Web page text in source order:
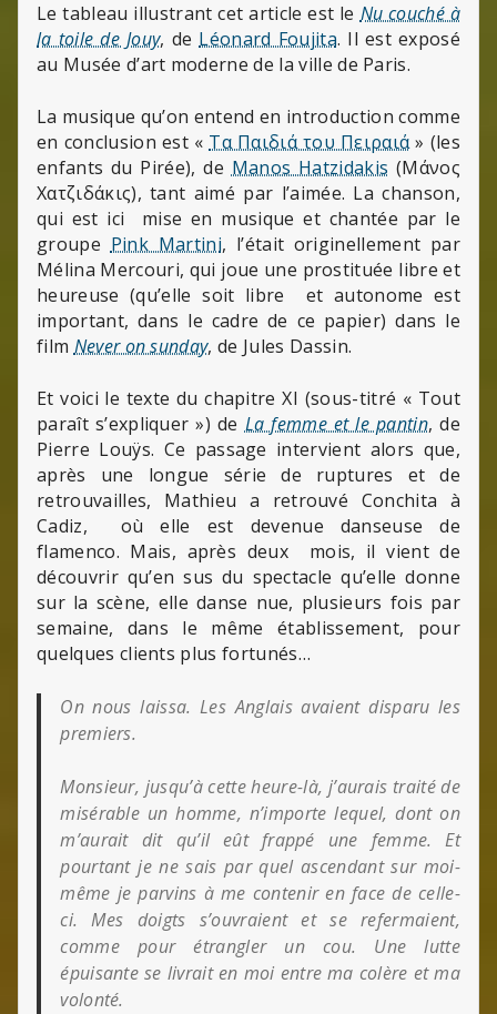
Le tableau illustrant cet article est leNu couché à
la toile de Jouy, deLéonard Foujita. Il est exposé
au Musée d’art moderne de la ville de Paris.
La musique qu’on entend en introduction comme
en conclusion est « Τα Παιδιά του Πειραιά» (les
enfants du Pirée), de Manos Hatzidakis (Μάνος
Χατζιδάκις), tant aimé par l’aimée. La chanson,
qui est ici mise en musique et chantée par le
groupe Pink Martini, l’était originellement par
Mélina Mercouri, qui joue une prostituée libre et
heureuse (qu’elle soit libre et autonome est
important, dans le cadre de ce papier) dans le
film Never on sunday, de Jules Dassin.
Et voici le texte du chapitre XI (sous-titré « Tout
paraît s’expliquer ») de La femme et le pantin, de
Pierre Louÿs. Ce passage intervient alors que,
après une longue série de ruptures et de
retrouvailles, Mathieu a retrouvé Conchita à
Cadiz, où elle est devenue danseuse de
flamenco. Mais, après deux mois, il vient de
découvrir qu’en sus du spectacle qu’elle donne
sur la scène, elle danse nue, plusieurs fois par
semaine, dans le même établissement, pour
quelques clients plus fortunés…
On nous laissa. Les Anglais avaient disparu les
premiers.
Monsieur, jusqu’à cette heure-là, j’aurais traité de
misérable un homme, n’importelequel, dont on
m’aurait dit qu’il eût frappé une femme. Et
pourtant je ne sais par quel ascendant sur moi-
même je parvins à me contenir en face de celle-
ci. Mes doigts s’ouvraient et se refermaient,
comme pour étrangler un cou. Une lutte
épuisante se livrait en moi entre ma colère et ma
volonté.